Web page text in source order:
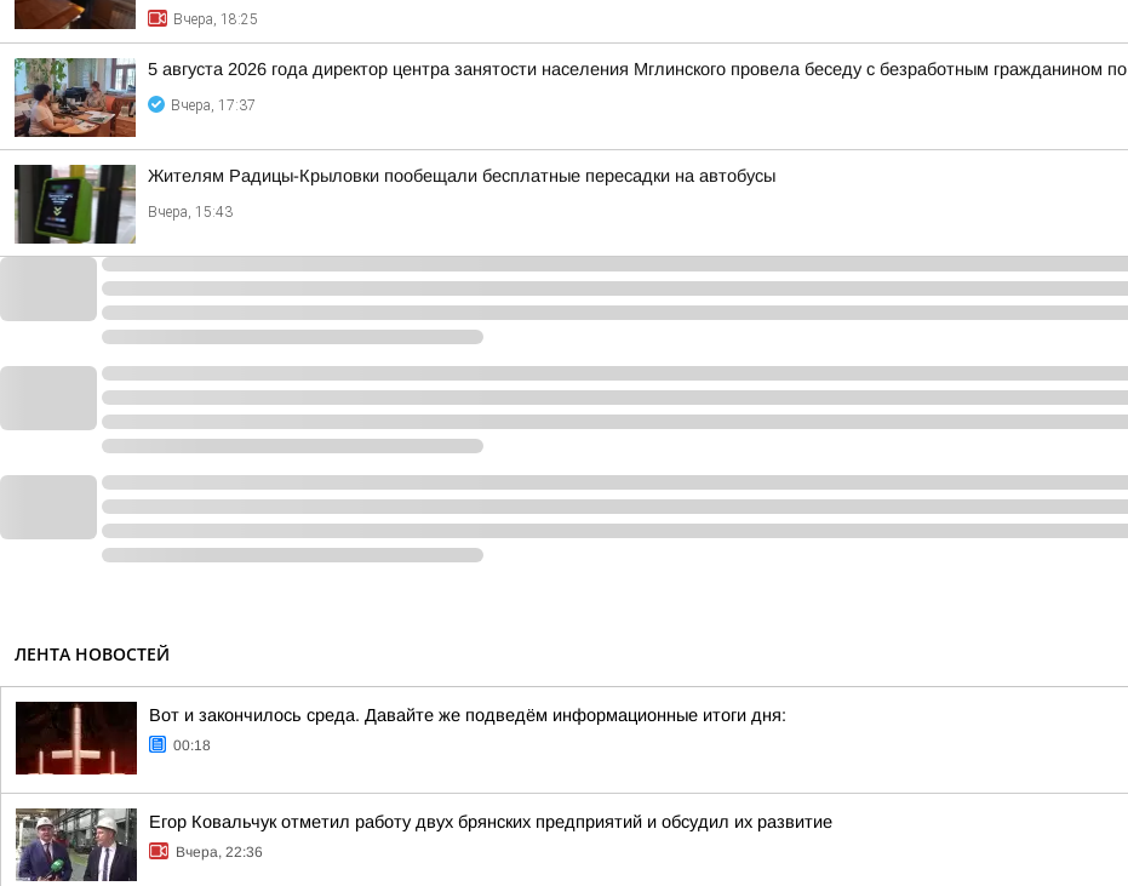
Вчера, 18:25
5 августа 2026 года директор центра занятости населения Мглинского провела беседу с безработным гражданином
Вчера, 17:37
Жителям Радицы-Крыловки пообещали бесплатные пересадки на автобусы
Вчера, 15:43
ЛЕНТА НОВОСТЕЙ
Вот и закончилось среда. Давайте же подведём информационные итоги дня:
00:18
Егор Ковальчук отметил работу двух брянских предприятий и обсудил их развитие
Вчера, 22:36